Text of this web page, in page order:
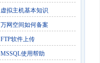
虚拟主机基本知识
万网空间如何备案
FTP软件上传
MSSQL使用帮助